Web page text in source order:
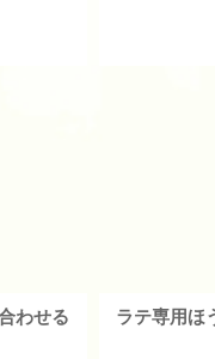
わせる
ラテ専用ほ